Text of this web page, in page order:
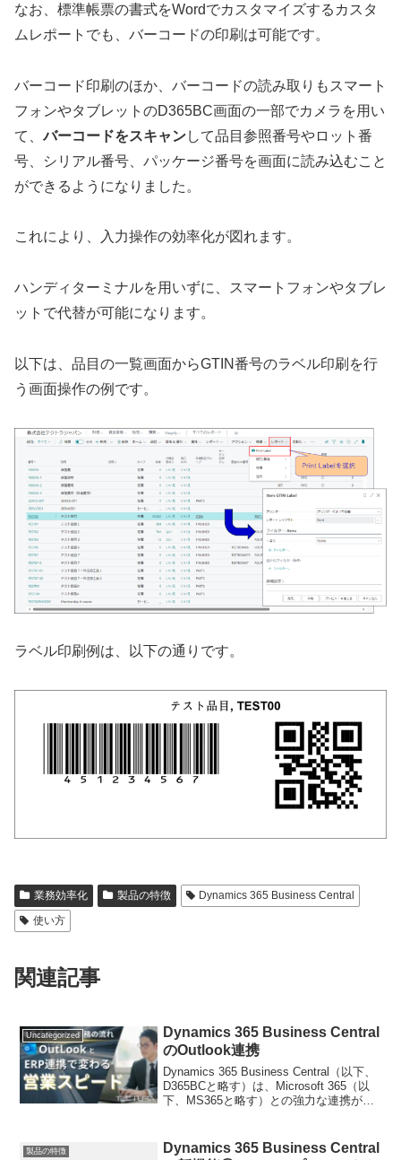
なお、標準帳票の書式をWordでカスタマイズするカスタ
ムレポートでも、バーコードの印刷は可能です。
バーコード印刷のほか、バーコードの読み取りもスマート
フォンやタブレットのD365BC画面の一部でカメラを用い
て、バーコードをスキャンして品目参照番号やロット番
号、シリアル番号、パッケージ番号を画面に読み込むこと
ができるようになりました。
これにより、入力操作の効率化が図れます。
ハンディターミナルを用いずに、スマートフォンやタブレ
ットで代替が可能になります。
以下は、品目の一覧画面からGTIN番号のラベル印刷を行
う画面操作の例です。
ラベル印刷例は、以下の通りです。
業務効率化 製品の特徴
Dynamics 365 Business Central
使い方
関連記事
Uncategorized
Dynamics 365 Business Central
のOutlook連携
Dynamics 365 Business Central（以下、
D365BCと略す）は、Microsoft 365（以
下、MS365と略す）との強力な連携が可
製品の特徴
Dynamics 365 Business Central